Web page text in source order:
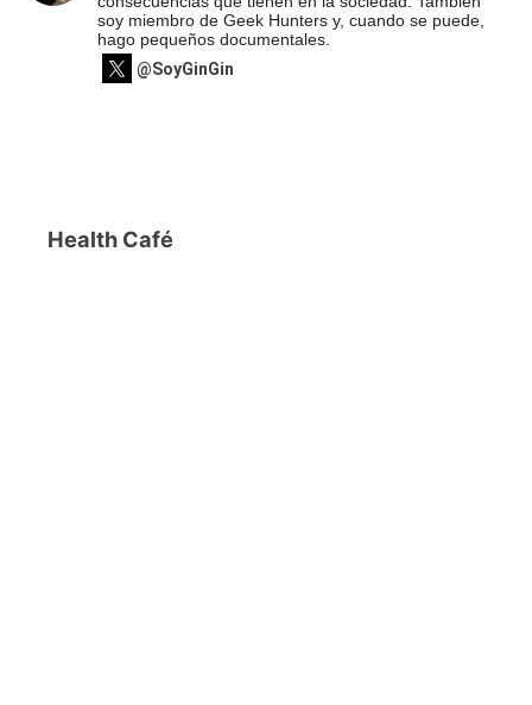
soy miembro de Geek Hunters y, cuando se puede,
hago pequeños documentales.
@SoyGinGin
Health Café